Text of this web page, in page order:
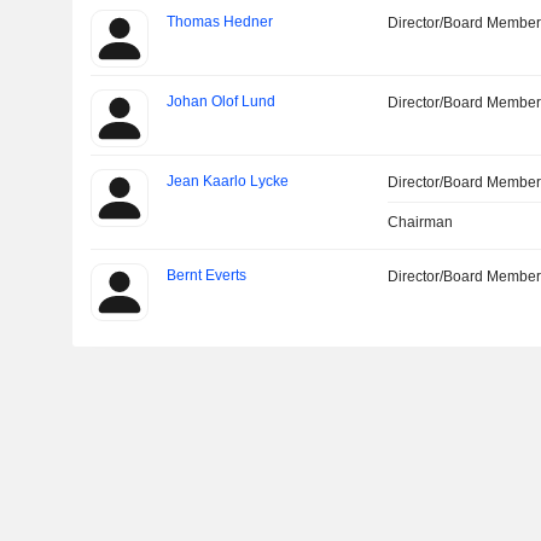
Thomas Hedner Director/Board Member
Johan Olof Lund Director/Board Member
Jean Kaarlo Lycke Director/Board Member
Chairman
Bernt Everts Director/Board Member